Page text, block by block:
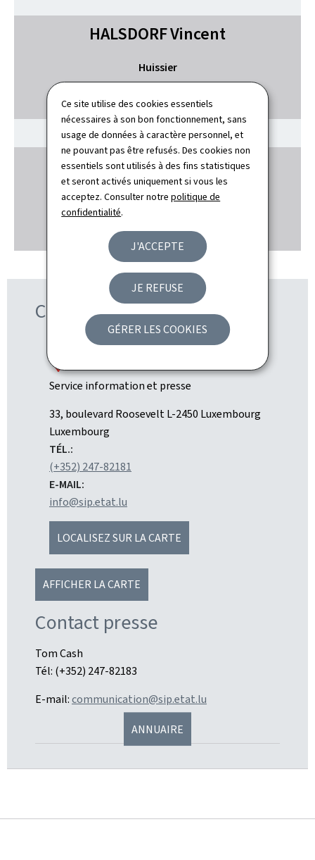
Ce site utilise des cookies essentiels
nécessaires à son bon fonctionnement, sans
usage de données à caractère personnel, et
ne pouvant pas être refusés. Des cookies non
essentiels sont utilisés à des fins statistiques
et seront activés uniquement si vous les
acceptez. Consulter notrepolitique de
confidentialité.
J'ACCEPTE
JE REFUSE
GÉRER LES COOKIES
HALSDORFVincent
Huissier
NICKELSStéphanie
Huissière
Contact
Service information et presse
ADRESSE
:
33, boulevard RooseveltL-2450 Luxembourg
Luxembourg
TÉL.:
(+352) 247-82181
E-MAIL:
info@sip.etat.lu
LOCALISEZ SUR LA CARTE
AFFICHER LA CARTE
Contact presse
Tom Cash
Tél: (+352) 247-82183
E-mail:communication@sip.etat.lu
ANNUAIRE